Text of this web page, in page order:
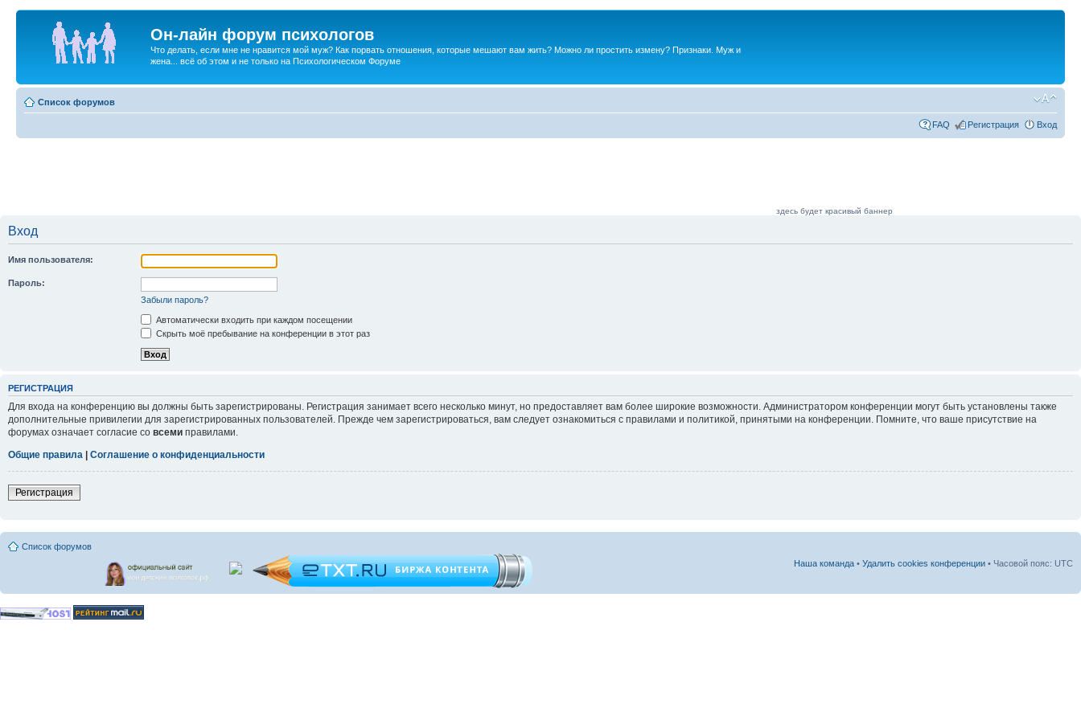
Он-лайн форум психологов
Что делать, если мне не нравится мой муж? Как порвать отношения, которые мешают вам жить? Можно ли простить измену? Признаки. Муж и
жена... всё об этом и не только на Психологическом Форуме
Список форумов
FAQ Регистрация Вход
здесь будет красивый баннер
Вход
Имя пользователя:
Пароль:
Забыли пароль?
Автоматически входить при каждом посещении
Скрыть моё пребывание на конференции в этот раз
РЕГИСТРАЦИЯ
Для входа на конференцию вы должны быть зарегистрированы. Регистрация занимает всего несколько минут, но предоставляет вам более широкие возможности. Администратором конференции могут быть установлены также
дополнительные привилегии для зарегистрированных пользователей. Прежде чем зарегистрироваться, вам следует ознакомиться с правилами и политикой, принятыми на конференции. Помните, что ваше присутствие на
форумах означает согласие со всеми правилами.
Общие правила
Соглашение о конфиденциальности
Регистрация
Список форумов
Наша команда • Удалить cookies конференции • Часовой пояс: UTC